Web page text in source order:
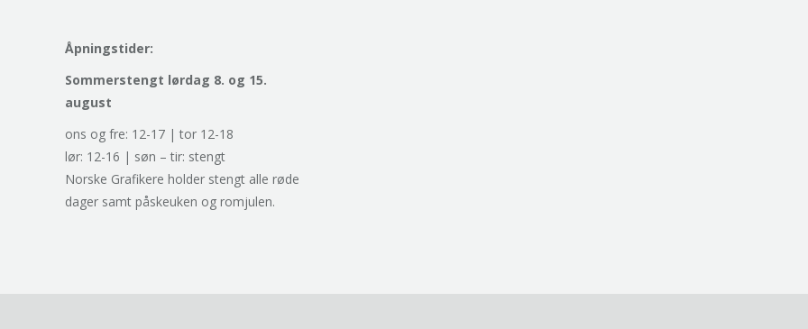
Åpningstider:
Sommerstengt lørdag 8. og 15.
august
ons og fre: 12-17 | tor 12-18
lør: 12-16 | søn – tir: stengt
Norske Grafikere holder stengt alle røde
dager samt påskeuken og romjulen.